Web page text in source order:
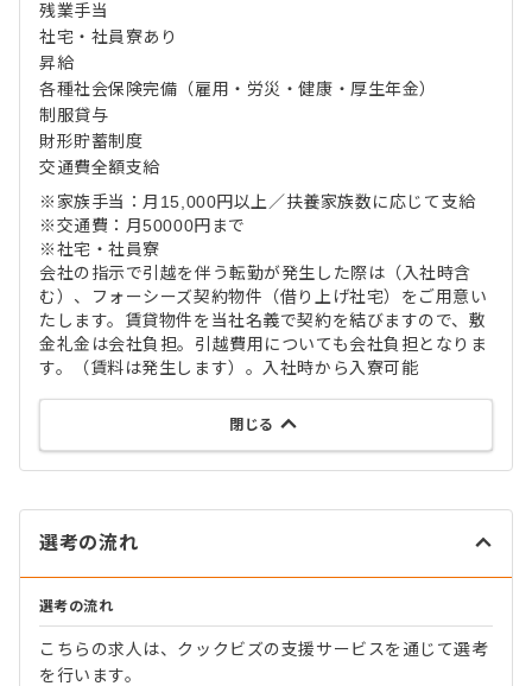
残業手当
社宅・社員寮あり
昇給
各種社会保険完備（雇用・労災・健康・厚生年金）
制服貸与
財形貯蓄制度
交通費全額支給
※家族手当：月15,000円以上／扶養家族数に応じて支給
※交通費：月50000円まで
※社宅・社員寮
会社の指示で引越を伴う転勤が発生した際は（入社時含
む）、フォーシーズ契約物件（借り上げ社宅）をご用意い
たします。賃貸物件を当社名義で契約を結びますので、敷
金礼金は会社負担。引越費用についても会社負担となりま
す。（賃料は発生します）。入社時から入寮可能
閉じる
選考の流れ
選考の流れ
こちらの求人は、クックビズの支援サービスを通じて選考
を行います。